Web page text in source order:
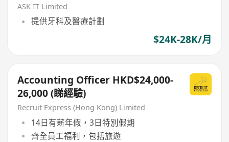
ASK IT Limited
提供牙科及醫療計劃
$24K-28K/月
Accounting Officer HKD$24,000-
26,000 (睇經驗)
Recruit Express (Hong Kong) Limited
14日有薪年假，3日特別假期
齊全員工福利，包括旅遊